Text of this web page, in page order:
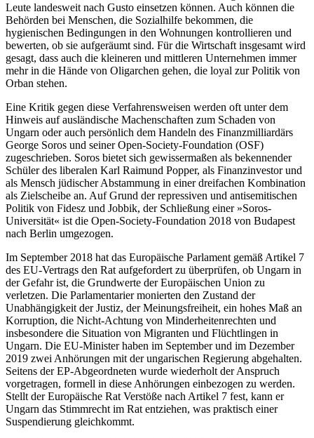
Leute landesweit nach Gusto einsetzen können. Auch können die
Behörden bei Menschen, die Sozialhilfe bekommen, die
hygienischen Bedingungen in den Wohnungen kontrollieren und
bewerten, ob sie aufgeräumt sind. Für die Wirtschaft insgesamt wird
gesagt, dass auch die kleineren und mittleren Unternehmen immer
mehr in die Hände von Oligarchen gehen, die loyal zur Politik von
Orban stehen.
Eine Kritik gegen diese Verfahrensweisen werden oft unter dem
Hinweis auf ausländische Machenschaften zum Schaden von
Ungarn oder auch persönlich dem Handeln des Finanzmilliardärs
George Soros und seiner Open-Society-Foundation (OSF)
zugeschrieben. Soros bietet sich gewissermaßen als bekennender
Schüler des liberalen Karl Raimund Popper, als Finanzinvestor und
als Mensch jüdischer Abstammung in einer dreifachen Kombination
als Zielscheibe an. Auf Grund der repressiven und antisemitischen
Politik von Fidesz und Jobbik, der Schließung einer »Soros-
Universität« ist die Open-Society-Foundation 2018 von Budapest
nach Berlin umgezogen.
Im September 2018 hat das Europäische Parlament gemäß Artikel 7
des EU-Vertrags den Rat aufgefordert zu überprüfen, ob Ungarn in
der Gefahr ist, die Grundwerte der Europäischen Union zu
verletzen. Die Parlamentarier monierten den Zustand der
Unabhängigkeit der Justiz, der Meinungsfreiheit, ein hohes Maß an
Korruption, die Nicht-Achtung von Minderheitenrechten und
insbesondere die Situation von Migranten und Flüchtlingen in
Ungarn. Die EU-Minister haben im September und im Dezember
2019 zwei Anhörungen mit der ungarischen Regierung abgehalten.
Seitens der EP-Abgeordneten wurde wiederholt der Anspruch
vorgetragen, formell in diese Anhörungen einbezogen zu werden.
Stellt der Europäische Rat Verstöße nach Artikel 7 fest, kann er
Ungarn das Stimmrecht im Rat entziehen, was praktisch einer
Suspendierung gleichkommt.